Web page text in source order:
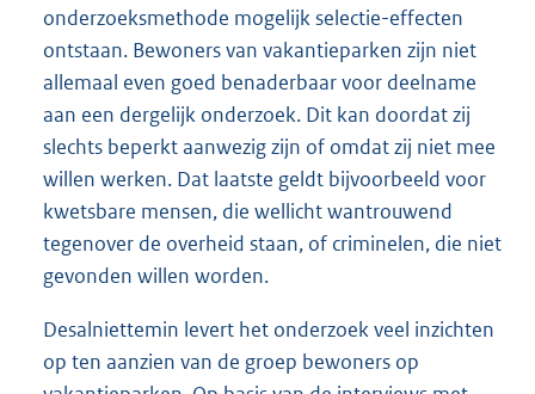
onderzoeksmethode mogelijk selectie-effecten
ontstaan. Bewoners van vakantieparken zijn niet
allemaal even goed benaderbaar voor deelname
aan een dergelijk onderzoek. Dit kan doordat zij
slechts beperkt aanwezig zijn of omdat zij niet mee
willen werken. Dat laatste geldt bijvoorbeeld voor
kwetsbare mensen, die wellicht wantrouwend
tegenover de overheid staan, of criminelen, die niet
gevonden willen worden.
Desalniettemin levert het onderzoek veel inzichten
op ten aanzien van de groep bewoners op